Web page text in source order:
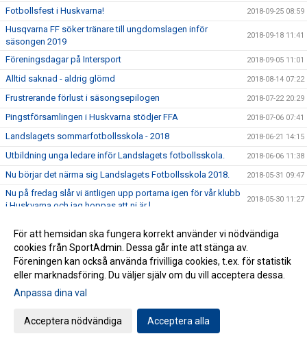
Fotbollsfest i Huskvarna! 2018-09-25 08:59
Husqvarna FF söker tränare till ungdomslagen inför
säsongen 2019
2018-09-18 11:41
Föreningsdagar på Intersport 2018-09-05 11:01
Alltid saknad - aldrig glömd 2018-08-14 07:22
Frustrerande förlust i säsongsepilogen 2018-07-22 20:29
Pingstförsamlingen i Huskvarna stödjer FFA 2018-07-06 07:41
Landslagets sommarfotbollsskola - 2018 2018-06-21 14:15
Utbildning unga ledare inför Landslagets fotbollsskola. 2018-06-06 11:38
Nu börjar det närma sig Landslagets Fotbollsskola 2018. 2018-05-31 09:47
Nu på fredag slår vi äntligen upp portarna igen för vår klubb
i Huskvarna och jag hoppas att ni är l
2018-05-30 11:27
Landslagets Fotbollsskola 2018
Husqvarna FF söker tränare till ungdomslagen. 2018-05-15 10:24
Vapenvallen renoveras 2018-05-02 16:30
Tuff förlust trots värmande spel
Fullt fart till Issas minne
För att hemsidan ska fungera korrekt använder vi nödvändiga
cookies från SportAdmin. Dessa går inte att stänga av.
Föreningen kan också använda frivilliga cookies, t.ex. för statistik
eller marknadsföring. Du väljer själv om du vill acceptera dessa.
Anpassa dina val
Acceptera nödvändiga Acceptera alla